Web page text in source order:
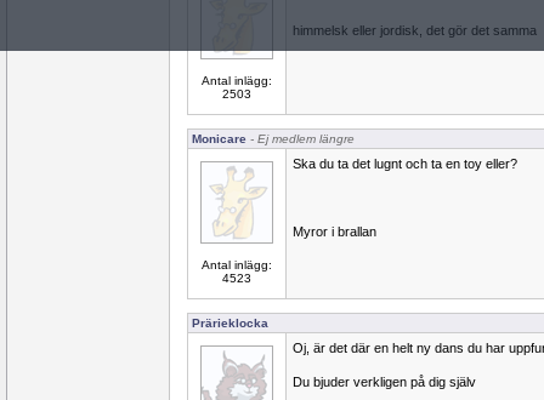
Antal inlägg:
2503
himmelsk eller jordisk, det gör det samma
Monicare - Ej medlem längre
Antal inlägg:
4523
Ska du ta det lugnt och ta en toy eller?
Myror i brallan
Prärieklocka
Oj, är det där en helt ny dans du har
Du bjuder verkligen på dig själv